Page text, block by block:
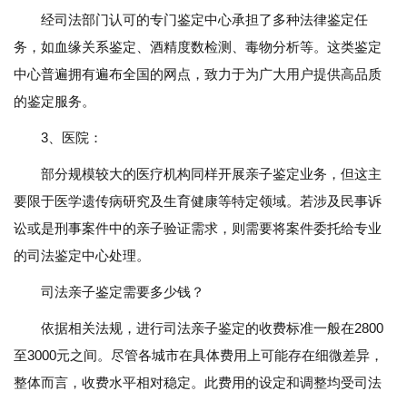
经司法部门认可的专门鉴定中心承担了多种法律鉴定任
务，如血缘关系鉴定、酒精度数检测、毒物分析等。这类鉴定
中心普遍拥有遍布全国的网点，致力于为广大用户提供高品质
的鉴定服务。
3、医院：
部分规模较大的医疗机构同样开展亲子鉴定业务，但这主
要限于医学遗传病研究及生育健康等特定领域。若涉及民事诉
讼或是刑事案件中的亲子验证需求，则需要将案件委托给专业
的司法鉴定中心处理。
司法亲子鉴定需要多少钱？
依据相关法规，进行司法亲子鉴定的收费标准一般在2800
至3000元之间。尽管各城市在具体费用上可能存在细微差异，
整体而言，收费水平相对稳定。此费用的设定和调整均受司法